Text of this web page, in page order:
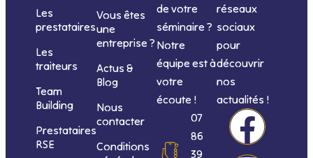
Les
prestataires
Les
traiteurs
Team
Building
Prestataires
RSE
Vous êtes
une
entreprise ?
Actus &
Blog
Nous
contacter
Conditions
de votre
séminaire ?
Notre
équipe est à
votre
écoute !
07
86
39
réseaux
sociaux
pour
découvrir
nos
actualités !
F
I
L
Y